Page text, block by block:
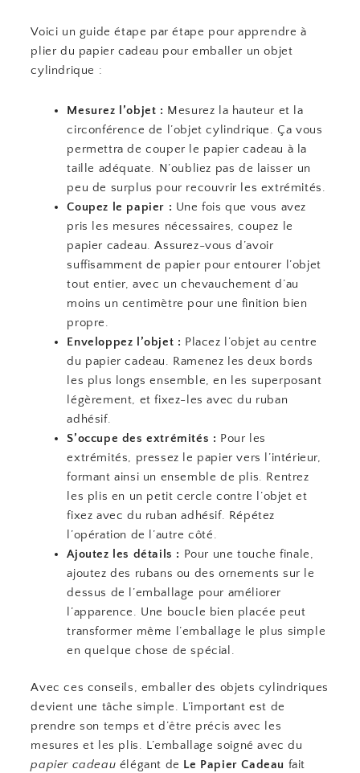
Voici un guide étape par étape pour apprendre à
plier du papier cadeau pour emballer un objet
cylindrique :
Mesurez l’objet : Mesurez la hauteur et la
circonférence de l’objet cylindrique. Ça vous
permettra de couper le papier cadeau à la
taille adéquate. N’oubliez pas de laisser un
peu de surplus pour recouvrir les extrémités.
Coupez le papier : Une fois que vous avez
pris les mesures nécessaires, coupez le
papier cadeau. Assurez-vous d’avoir
suffisamment de papier pour entourer l’objet
tout entier, avec un chevauchement d’au
moins un centimètre pour une finition bien
propre.
Enveloppez l’objet : Placez l’objet au centre
du papier cadeau. Ramenez les deux bords
les plus longs ensemble, en les superposant
légèrement, et fixez-les avec du ruban
adhésif.
S’occupe des extrémités : Pour les
extrémités, pressez le papier vers l’intérieur,
formant ainsi un ensemble de plis. Rentrez
les plis en un petit cercle contre l’objet et
fixez avec du ruban adhésif. Répétez
l’opération de l’autre côté.
Ajoutez les détails : Pour une touche finale,
ajoutez des rubans ou des ornements sur le
dessus de l’emballage pour améliorer
l’apparence. Une boucle bien placée peut
transformer même l’emballage le plus simple
en quelque chose de spécial.
Avec ces conseils, emballer des objets cylindriques
devient une tâche simple. L’important est de
prendre son temps et d’être précis avec les
mesures et les plis. L’emballage soigné avec du
papier cadeau élégant de Le Papier Cadeau fait